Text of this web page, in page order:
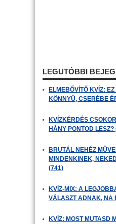
LEGUTÓBBI
ELMEBŐVÍTŐ KVÍZ: EZ
KÖNNYŰ, CSERÉBE
KVÍZKÉRDÉS
HÁNY PONTOD LESZ?
BRUTÁL NEHÉZ
MINDENKINEK,
(741)
KVÍZ-MIX: A
VÁLASZT ADNAK, NA
KVÍZ: MOST MUTASD